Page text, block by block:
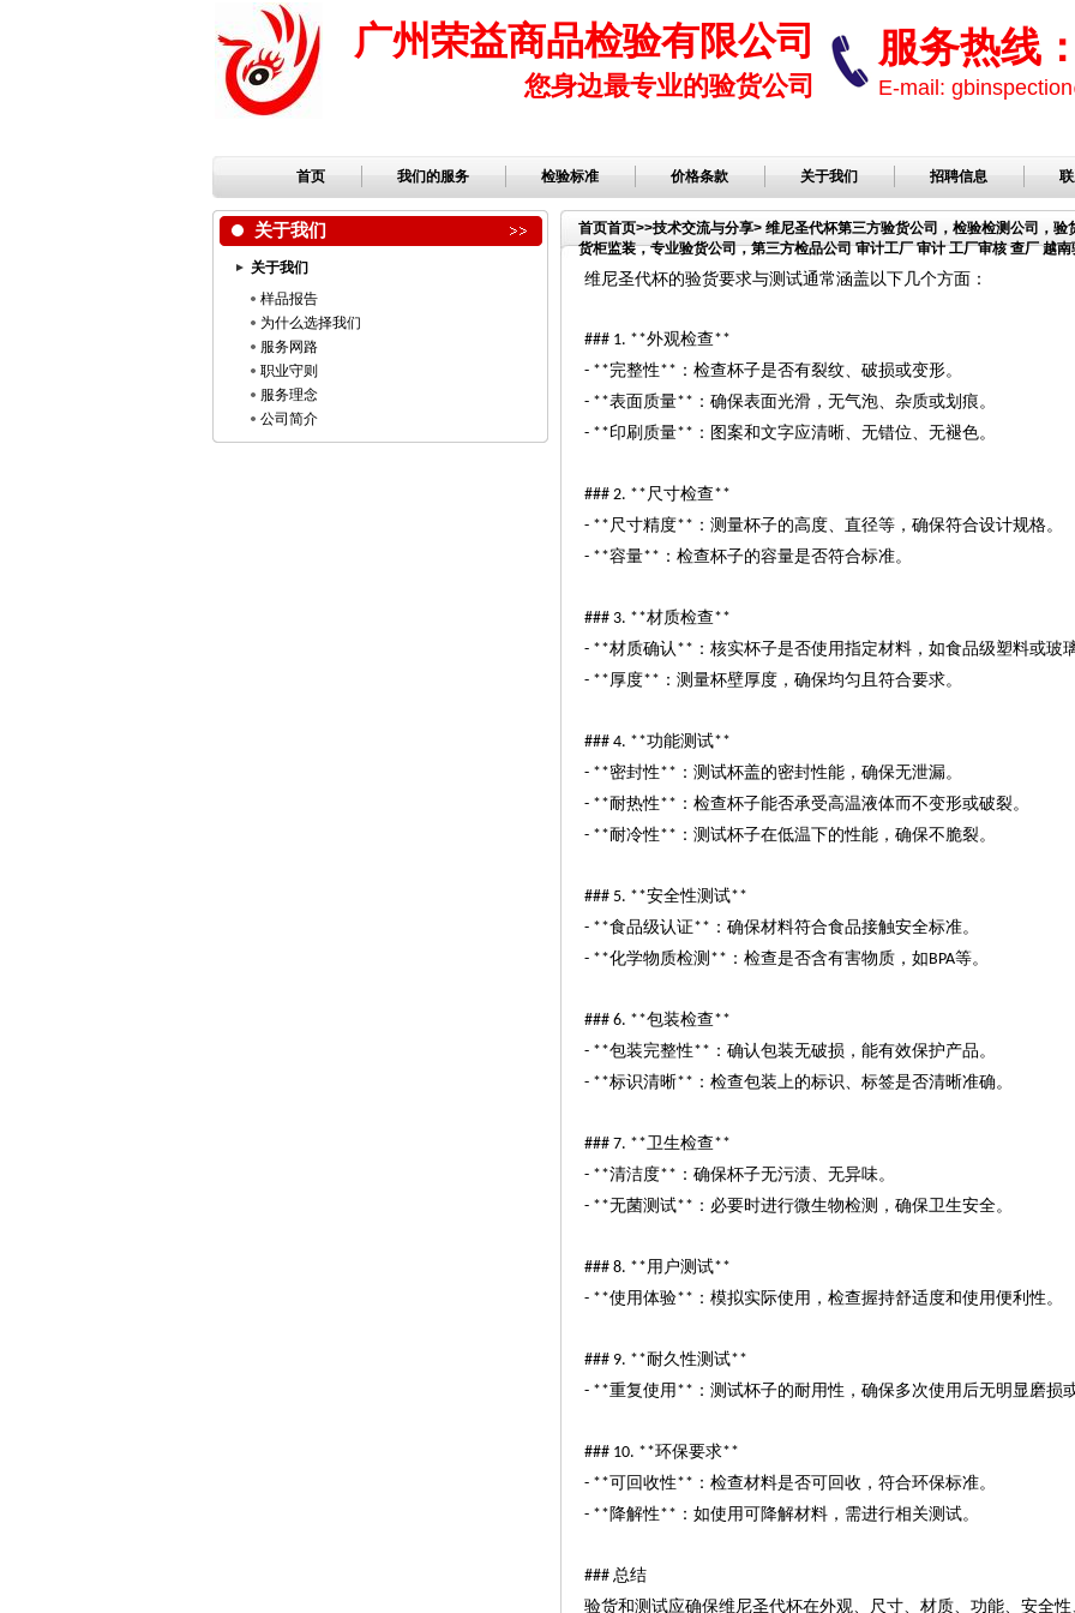
广州荣益商品检验有限公司
您身边最专业的验货公司
服务热线
E-mail:
首页 我们的服务 检验标准 价格条款 关于我们 招聘信息
关于我们
关于我们
样品报告
为什么选择我们
服务网路
职业守则
服务理念
公司简介
首页首页>>技术交流与分享> 维尼圣代杯第三方验货公司，检验检测公司，
货柜监装，专业验货公司，第三方检品公司 审计工厂 审计 工厂审核 查厂 越
维尼圣代杯的验货要求与测试通常涵盖以下几个方面：
### 1. **外观检查**
- **完整性** ：检查杯子是否有裂纹、破损或变形。
- **表面质量** ：确保表面光滑，无气泡、杂质或划痕。
- **印刷质量** ：图案和文字应清晰、无错位、无褪色。
### 2. ** 尺寸检查**
- ** 尺寸精度** ：测量杯子的高度、直径等，确保符合设计规格。
- **容量** ：检查杯子的容量是否符合标准。
### 3. **材质检查**
- **材质确认 ** ：核实杯子是否使用指定材料，如食品级塑料或玻
- **厚度** ：测量杯壁厚度，确保均匀且符合要求。
### 4. **功能测试**
- **密封性** ：测试杯盖的密封性能，确保无泄漏。
- **耐热性** ：检查杯子能否承受高温液体而不变形或破裂。
- **耐冷性** ：测试杯子在低温下的性能，确保不脆裂。
### 5. **安全性测试**
- **食品级认证** ：确保材料符合食品接触安全标准。
- **化学物质检测 ** ：检查是否含有害物质，如BPA等。
### 6. **包装检查**
- **包装完整性** ：确认包装无破损，能有效保护产品。
- **标识清晰** ：检查包装上的标识、标签是否清晰准确。
### 7. **卫生检查**
- **清洁度** ：确保杯子无污渍、无异味。
- **无菌测试** ：必要时进行微生物检测，确保卫生安全。
### 8. **用户测试**
- **使用体验** ：模拟实际使用，检查握持舒适度和使用便利性。
### 9. **耐久性测试**
- **重复使用 ** ：测试杯子的耐用性，确保多次使用后无明显磨损
### 10. **环保要求**
- **可回收性** ：检查材料是否可回收，符合环保标准。
- ** 降解性** ：如使用可降解材料，需进行相关测试。
### 总结
验货和测试应确保维尼圣代杯在外观、尺寸、材质、功能、安全